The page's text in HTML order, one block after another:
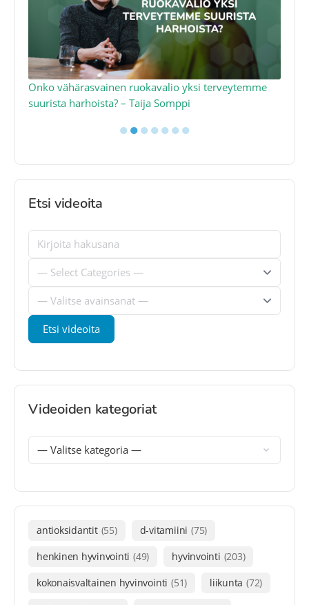
Onko vähärasvainen ruokavalio yksi terveytemme
suurista harhoista? – Taija Somppi
●●●●●●●
Etsi videoita
Videoiden kategoriat
antioksidantit (55) d-vitamiini (75)
henkinen hyvinvointi (49) hyvinvointi (203)
kokonaisvaltainen hyvinvointi (51) liikunta (72)